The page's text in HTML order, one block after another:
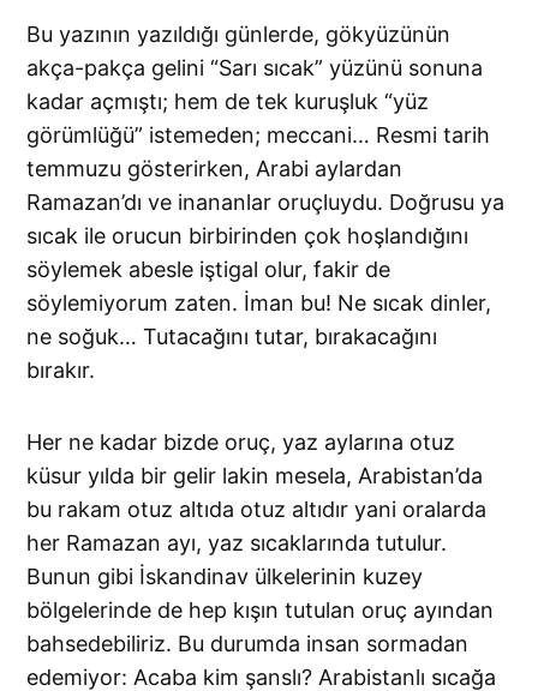
Bu yazının yazıldığı günlerde, gökyüzünün
akça-pakça gelini “Sarı sıcak” yüzünü sonuna
kadar açmıştı; hem de tek kuruşluk “yüz
görümlüğü” istemeden; meccani… Resmi tarih
temmuzu gösterirken, Arabi aylardan
Ramazan’dı ve inananlar oruçluydu. Doğrusu ya
sıcak ile orucun birbirinden çok hoşlandığını
söylemek abesle iştigal olur, fakir de
söylemiyorum zaten. İman bu! Ne sıcak dinler,
ne soğuk… Tutacağını tutar, bırakacağını
bırakır.
Her ne kadar bizde oruç, yaz aylarına otuz
küsur yılda bir gelir lakin mesela, Arabistan’da
bu rakam otuz altıda otuz altıdır yani oralarda
her Ramazan ayı, yaz sıcaklarında tutulur.
Bunun gibi İskandinav ülkelerinin kuzey
bölgelerinde de hep kışın tutulan oruç ayından
bahsedebiliriz. Bu durumda insan sormadan
edemiyor: Acaba kim şanslı? Arabistanlı sıcağa